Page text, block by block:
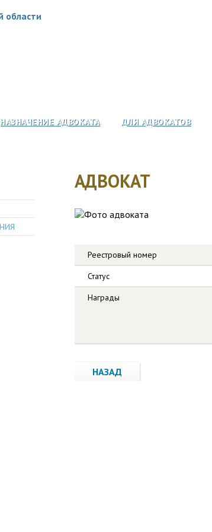
НАЗНАЧЕНИЕ АДВОКАТА ДЛЯ АДВОКАТОВ
АДВОКАТ
Реестровый номер
Статус
Награды
НАЗАД